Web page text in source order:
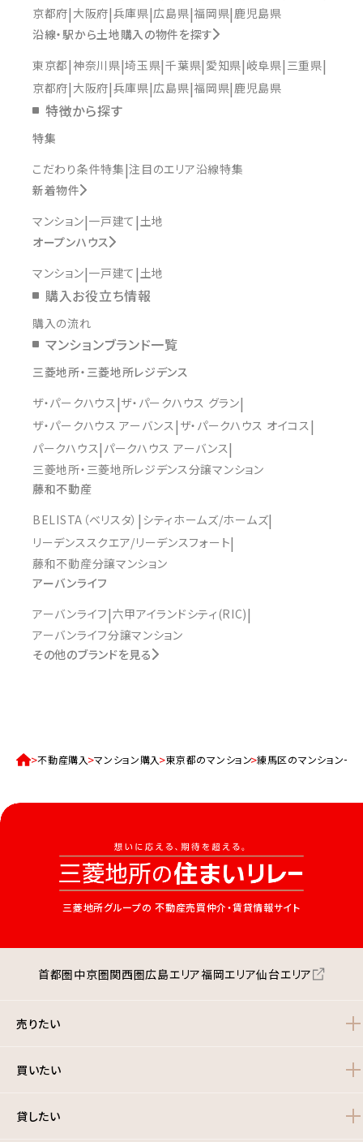
京都府 大阪府 兵庫県 広島県 福岡県 鹿児島県
沿線・駅から土地購入の物件を探す
東京都 神奈川県 埼玉県 千葉県 愛知県 岐阜県 三重県
京都府 大阪府 兵庫県 広島県 福岡県 鹿児島県
特徴から探す
特集
こだわり条件特集 注目のエリア沿線特集
新着物件
マンション 一戸建て 土地
オープンハウス
マンション 一戸建て 土地
購入お役立ち情報
購入の流れ
マンションブランド一覧
三菱地所・三菱地所レジデンス
ザ・パークハウス ザ・パークハウス グラン
ザ・パークハウス アーバンス ザ・パークハウス オイコス
パークハウス パークハウス アーバンス
三菱地所・三菱地所レジデンス分譲マンション
藤和不動産
BELISTA（ベリスタ） シティホームズ/ホームズ
リーデンススクエア/リーデンスフォート
藤和不動産分譲マンション
アーバンライフ
アーバンライフ 六甲アイランドシティ(RIC)
アーバンライフ分譲マンション
その他のブランドを見る
不動産購入 マンション購入 東京都のマンション 練馬区のマンション一
三菱地所グループの 不動産売買仲介・賃貸情報サイト
首都圏中京圏関西圏広島エリア福岡エリア仙台エリア
売りたい
買いたい
貸したい